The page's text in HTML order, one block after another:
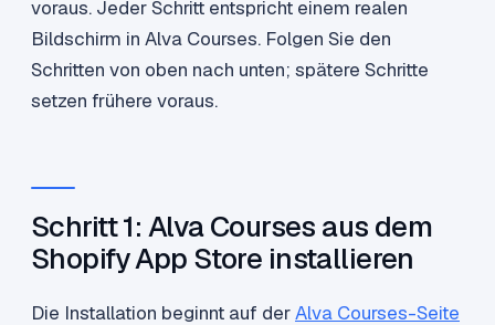
voraus. Jeder Schritt entspricht einem realen
Bildschirm in Alva Courses. Folgen Sie den
Schritten von oben nach unten; spätere Schritte
setzen frühere voraus.
Schritt 1: Alva Courses aus dem
Shopify App Store installieren
Die Installation beginnt auf derAlva Courses-Seite